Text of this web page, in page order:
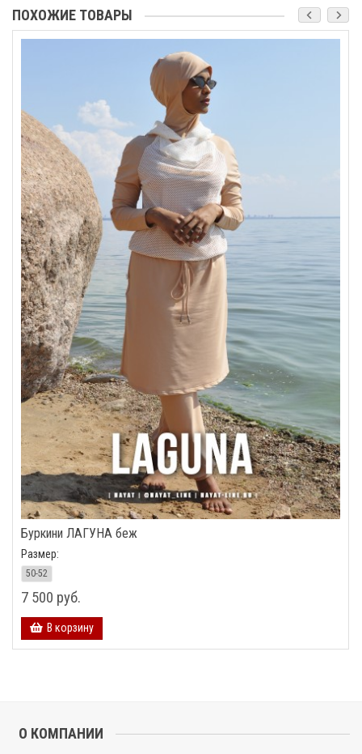
ПОХОЖИЕ ТОВАРЫ
Буркини ЛАГУНА беж
Размер:
50-52
7 500 руб.
В корзину
О КОМПАНИИ